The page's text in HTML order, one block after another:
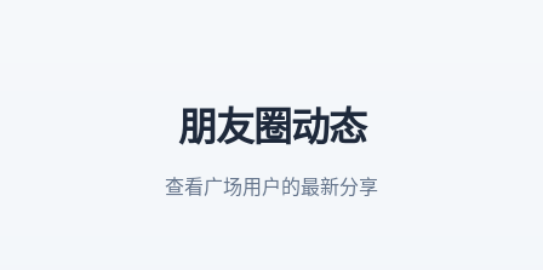
朋友圈动态
查看广场用户的最新分享